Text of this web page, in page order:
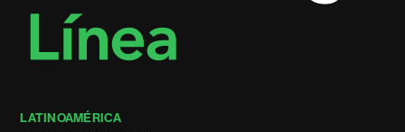
LATINOAMÉRICA